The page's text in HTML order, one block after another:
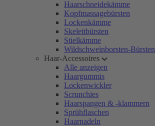
Haarschneidekämme
Kopfmassagebürsten
Lockenkämme
Skelettbürsten
Stielkämme
Wildschweinborsten-Bürsten
Haar-Accessoires
Alle anzeigen
Haargummis
Lockenwickler
Scrunchies
Haarspangen & -klammern
Sprühflaschen
Haarnadeln